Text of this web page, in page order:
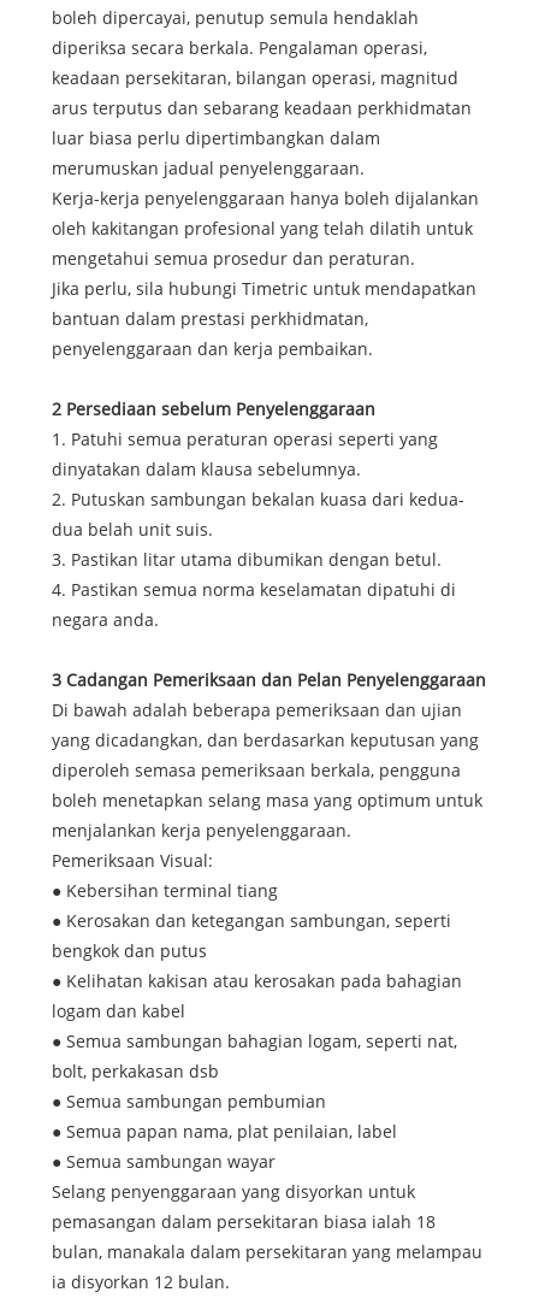
boleh dipercayai, penutup semula hendaklah
diperiksa secara berkala. Pengalaman operasi,
keadaan persekitaran, bilangan operasi, magnitud
arus terputus dan sebarang keadaan perkhidmatan
luar biasa perlu dipertimbangkan dalam
merumuskan jadual penyelenggaraan.
Kerja-kerja penyelenggaraan hanya boleh dijalankan
oleh kakitangan profesional yang telah dilatih untuk
mengetahui semua prosedur dan peraturan.
Jika perlu, sila hubungi Timetric untuk mendapatkan
bantuan dalam prestasi perkhidmatan,
penyelenggaraan dan kerja pembaikan.
2 Persediaan sebelum Penyelenggaraan
1. Patuhi semua peraturan operasi seperti yang
dinyatakan dalam klausa sebelumnya.
2. Putuskan sambungan bekalan kuasa dari kedua-
dua belah unit suis.
3. Pastikan litar utama dibumikan dengan betul.
4. Pastikan semua norma keselamatan dipatuhi di
negara anda.
3 Cadangan Pemeriksaan dan Pelan Penyelenggaraan
Di bawah adalah beberapa pemeriksaan dan ujian
yang dicadangkan, dan berdasarkan keputusan yang
diperoleh semasa pemeriksaan berkala, pengguna
boleh menetapkan selang masa yang optimum untuk
menjalankan kerja penyelenggaraan.
Pemeriksaan Visual:
● Kebersihan terminal tiang
● Kerosakan dan ketegangan sambungan, seperti
bengkok dan putus
● Kelihatan kakisan atau kerosakan pada bahagian
logam dan kabel
● Semua sambungan bahagian logam, seperti nat,
bolt, perkakasan dsb
● Semua sambungan pembumian
● Semua papan nama, plat penilaian, label
● Semua sambungan wayar
Selang penyenggaraan yang disyorkan untuk
pemasangan dalam persekitaran biasa ialah 18
bulan, manakala dalam persekitaran yang melampau
ia disyorkan 12 bulan.